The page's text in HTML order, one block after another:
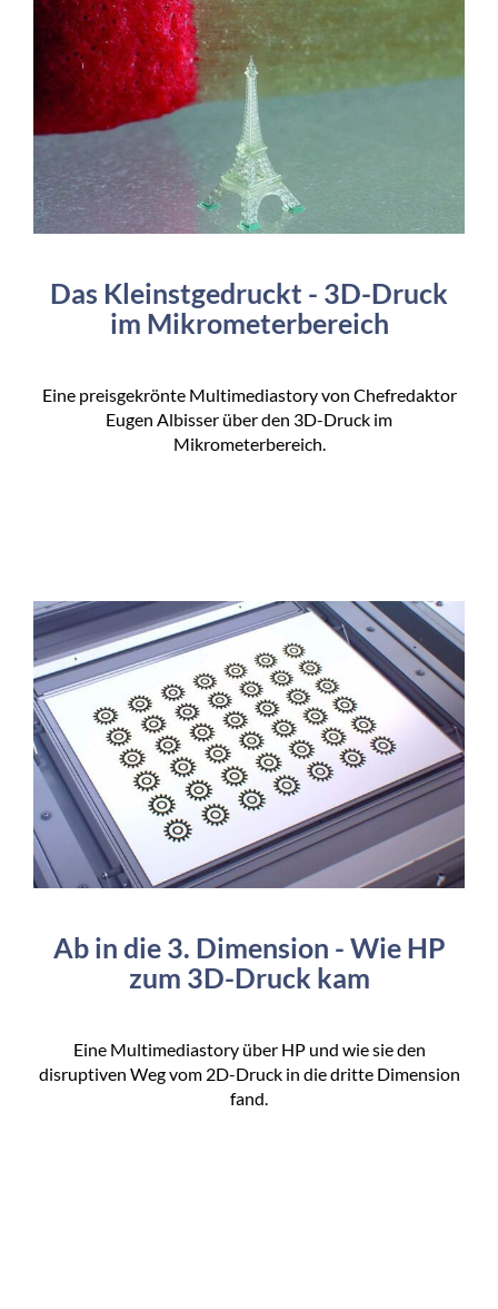
Das Kleinstgedruckt - 3D-Druck
im Mikrometerbereich
Eine preisgekrönte Multimediastory von Chefredaktor
Eugen Albisser über den 3D-Druck im
Mikrometerbereich.
Ab in die 3. Dimension - Wie HP
zum 3D-Druck kam
Eine Multimediastory über HP und wie sie den
disruptiven Weg vom 2D-Druck in die dritte Dimension
fand.